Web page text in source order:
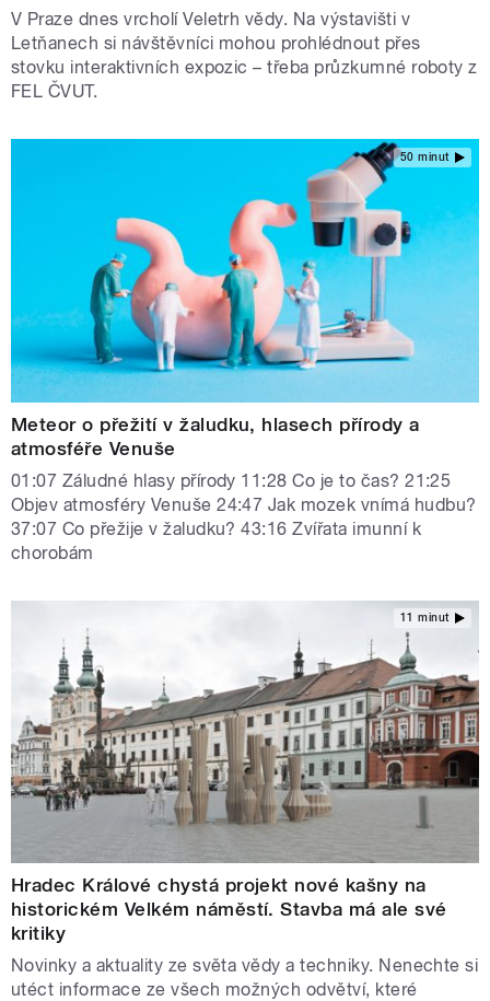
V Praze dnes vrcholí Veletrh vědy. Na výstavišti v
Letňanech si návštěvníci mohou prohlédnout přes
stovku interaktivních expozic – třeba průzkumné roboty z
FEL ČVUT.
50 minut
Meteor o přežití v žaludku, hlasech přírody a
atmosféře Venuše
01:07 Záludné hlasy přírody 11:28 Co je to čas? 21:25
Objev atmosféry Venuše 24:47 Jak mozek vnímá hudbu?
37:07 Co přežije v žaludku? 43:16 Zvířata imunní k
chorobám
11 minut
Hradec Králové chystá projekt nové kašny na
historickém Velkém náměstí. Stavba má ale své
kritiky
Novinky a aktuality ze světa vědy a techniky. Nenechte si
utéct informace ze všech možných odvětví, které